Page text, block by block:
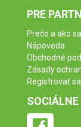
PRE
Prečo a ako
Nápoveda
Obchodné
Zásady
Registrovať sa